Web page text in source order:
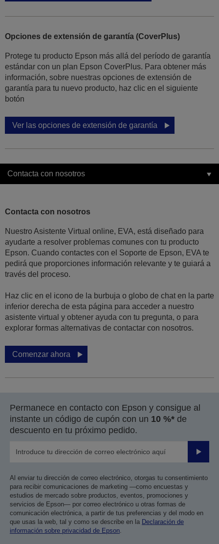
Opciones de extensión de garantía (CoverPlus)
Protege tu producto Epson más allá del período de garantía
estándar con un plan Epson CoverPlus. Para obtener más
información, sobre nuestras opciones de extensión de
garantía para tu nuevo producto, haz clic en el siguiente
botón
Ver las opciones de extensión de garantía
Contacta con nosotros
Contacta con nosotros
Nuestro Asistente Virtual online, EVA, está diseñado para
ayudarte a resolver problemas comunes con tu producto
Epson. Cuando contactes con el Soporte de Epson, EVA te
pedirá que proporciones información relevante y te guiará a
través del proceso.
Haz clic en el icono de la burbuja o globo de chat en la parte
inferior derecha de esta página para acceder a nuestro
asistente virtual y obtener ayuda con tu pregunta, o para
explorar formas alternativas de contactar con nosotros.
Comenzar ahora
Permanece en contacto con Epson y consigue al
instante un código de cupón con un 10 %* de
descuento en tu próximo pedido.
Enviar
Al enviar tu dirección de correo electrónico, otorgas tu consentimiento
para recibir comunicaciones de marketing —como encuestas y
estudios de mercado sobre productos, eventos, promociones y
servicios de Epson— por correo electrónico u otras formas de
comunicación electrónica, a partir de tus preferencias y del modo en
que usas la web, tal y como se describe en la Declaración de
información sobre privacidad de Epson.